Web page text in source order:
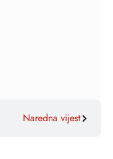
Naredna vijest